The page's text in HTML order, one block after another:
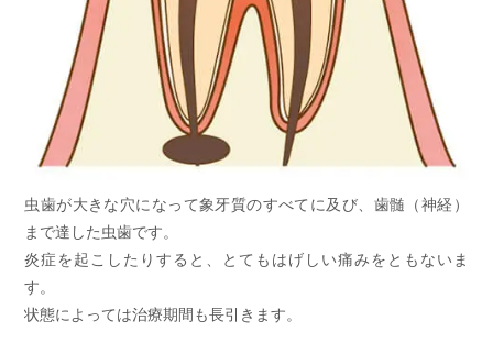
虫歯が大きな穴になって象牙質のすべてに及び、歯髄（神経）
まで達した虫歯です。
炎症を起こしたりすると、とてもはげしい痛みをともないま
す。
状態によっては治療期間も長引きます。